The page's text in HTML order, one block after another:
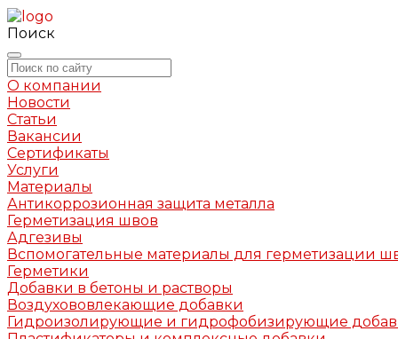
Поиск
О компании
Новости
Статьи
Вакансии
Сертификаты
Услуги
Материалы
Антикоррозионная защита металла
Герметизация швов
Адгезивы
Вспомогательные материалы для герметизации
Герметики
Добавки в бетоны и растворы
Воздухововлекающие добавки
Гидроизолирующие и гидрофобизирующие